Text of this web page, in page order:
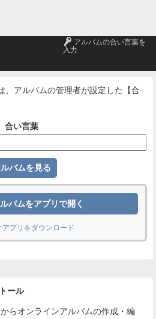
🔑 アルバムの合い言葉を
入力
、アルバムの管理者が設定した【合
合い言葉
バムをアプリで開く
アプリをダウンロード
ール
らオンラインアルバムの作成・編